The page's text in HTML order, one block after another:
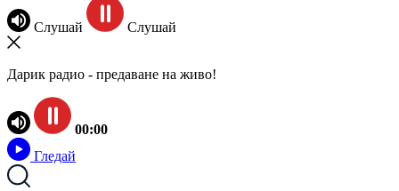
Слушай Слушай
Дарик радио - предаване на живо!
00:00
Гледай